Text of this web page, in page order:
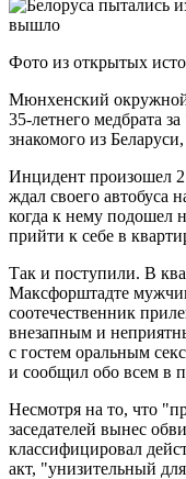
Фото из открытых
Мюнхенский
35-летнего медбрата
знакомого из
Инцидент произошел
ждал своего автобуса
когда к нему подошел
прийти к себе в
Так и поступили. В
Максфорштадте
соотечественник
внезапным и
с гостем оральным
и сообщил обо всем в
Несмотря на то, что
заседателей вынес
классифицировал
акт, "унизительный